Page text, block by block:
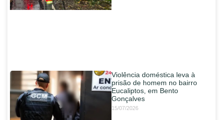
Violência doméstica leva à
prisão de homem no bairro
Eucaliptos, em Bento
Gonçalves
15/07/2026